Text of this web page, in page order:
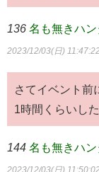
136 名も無きハ
2023/12/03(日)
さてイベント前
1時間くらいし
144 名も無きハ
2023/12/03(日)